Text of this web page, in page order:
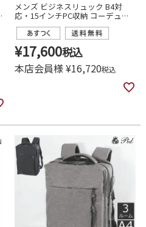
メンズ ビジネスリュック B4対
応・15インチPC収納 コーデュラ
ポリエステル ナイロン 大容量 通
勤・出張向け ブラック 目々澤鞄
sk2003
¥17,600税込
本店会員様¥16,720税込